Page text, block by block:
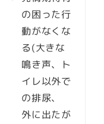
の困った行
動がなくな
る(大きな
鳴き声、ト
イレ以外で
の排尿、
外に出たが